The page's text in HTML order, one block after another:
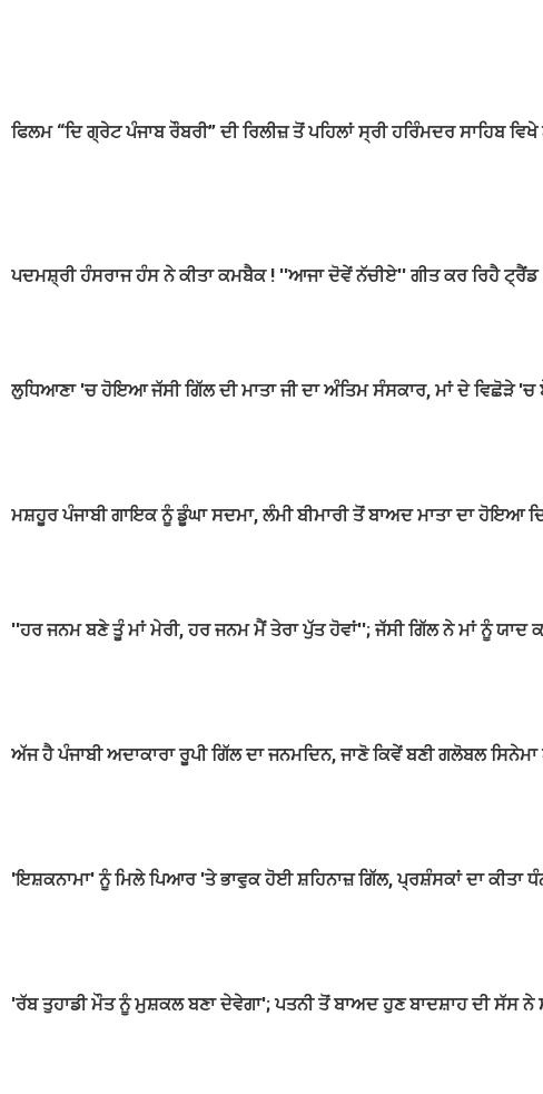
ਫਿਲਮ “ਦਿ ਗ੍ਰੇਟ ਪੰਜਾਬ ਰੌਬਰੀ” ਦੀ ਰਿਲੀਜ਼ ਤੋਂ ਪਹਿਲਾਂ ਸ੍ਰੀ ਹਰਿੰਮਦਰ ਸਾਹਿਬ
ਪਦਮਸ਼੍ਰੀ ਹੰਸਰਾਜ ਹੰਸ ਨੇ ਕੀਤਾ ਕਮਬੈਕ ! ''ਆਜਾ ਦੋਵੇਂ ਨੱਚੀਏ'' ਗੀਤ ਕਰ ਰਿਹੈ ਟ੍ਰੈਂਡ
ਲੁਧਿਆਣਾ 'ਚ ਹੋਇਆ ਜੱਸੀ ਗਿੱਲ ਦੀ ਮਾਤਾ ਜੀ ਦਾ ਅੰਤਿਮ ਸੰਸਕਾਰ, ਮਾਂ ਦੇ ਵਿਛੋੜੇ
ਮਸ਼ਹੂਰ ਪੰਜਾਬੀ ਗਾਇਕ ਨੂੰ ਡੂੰਘਾ ਸਦਮਾ, ਲੰਮੀ ਬੀਮਾਰੀ ਤੋਂ ਬਾਅਦ ਮਾਤਾ ਦਾ ਹੋਇਆ
''ਹਰ ਜਨਮ ਬਣੇ ਤੂੰ ਮਾਂ ਮੇਰੀ, ਹਰ ਜਨਮ ਮੈਂ ਤੇਰਾ ਪੁੱਤ ਹੋਵਾਂ''; ਜੱਸੀ ਗਿੱਲ ਨੇ ਮਾਂ ਨੂੰ ਯਾਦ
ਅੱਜ ਹੈ ਪੰਜਾਬੀ ਅਦਾਕਾਰਾ ਰੂਪੀ ਗਿੱਲ ਦਾ ਜਨਮਦਿਨ, ਜਾਣੋ ਕਿਵੇਂ ਬਣੀ ਗਲੋਬਲ
'ਇਸ਼ਕਨਾਮਾ' ਨੂੰ ਮਿਲੇ ਪਿਆਰ 'ਤੇ ਭਾਵੁਕ ਹੋਈ ਸ਼ਹਿਨਾਜ਼ ਗਿੱਲ, ਪ੍ਰਸ਼ੰਸਕਾਂ ਦਾ ਕੀਤਾ
'ਰੱਬ ਤੁਹਾਡੀ ਮੌਤ ਨੂੰ ਮੁਸ਼ਕਲ ਬਣਾ ਦੇਵੇਗਾ'; ਪਤਨੀ ਤੋਂ ਬਾਅਦ ਹੁਣ ਬਾਦਸ਼ਾਹ ਦੀ ਸੱਸ ਨੇ